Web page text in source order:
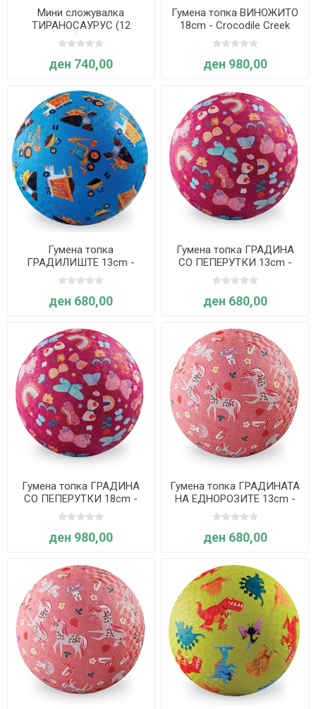
Мини сложувалка
ТИРАНОСАУРУС (12
елементи) - Crocodile
Creek
ден 740,00
Гумена топка ВИНОЖИТО
18cm - Crocodile Creek
ден 980,00
Гумена топка
ГРАДИЛИШТЕ 13cm -
Crocodile Creek
ден 680,00
Гумена топка ГРАДИНА
СО ПЕПЕРУТКИ 13cm -
Crocodile Creek
ден 680,00
Гумена топка ГРАДИНА
СО ПЕПЕРУТКИ 18cm -
Crocodile Creek
ден 980,00
Гумена топка ГРАДИНАТА
НА ЕДНОРОЗИТЕ 13cm -
Crocodile Creek
ден 680,00